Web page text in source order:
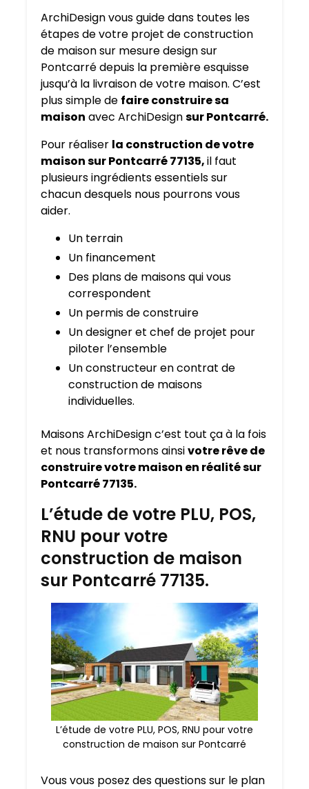
ArchiDesign vous guide dans toutes les
étapes de votre projet de construction
de maison sur mesure design sur
Pontcarré depuis la première esquisse
jusqu’à la livraison de votre maison. C’est
plus simple de faire construire sa
maison avec ArchiDesignsur Pontcarré.
Pour réaliser la construction de votre
maison sur Pontcarré 77135,il faut
plusieurs ingrédients essentiels sur
chacun desquels nous pourrons vous
aider.
Un terrain
Un financement
Des plans de maisons qui vous
correspondent
Un permis de construire
Un designer et chef de projet pour
piloter l’ensemble
Un constructeur en contrat de
construction de maisons
individuelles.
Maisons ArchiDesign c’est tout ça à la fois
et nous transformons ainsivotre rêve de
construire votre maison en réalité sur
Pontcarré 77135.
L’étude de votre PLU, POS,
RNU pour votre
construction de maison
sur Pontcarré 77135.
L’étude de votre PLU, POS, RNU pour votre
construction de maison sur Pontcarré
Vous vous posez des questions sur le plan